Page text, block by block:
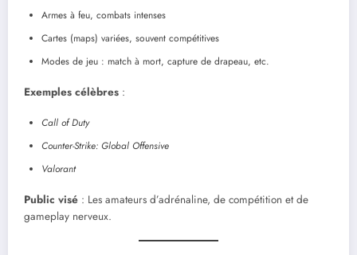
Armes à feu, combats intenses
Cartes (maps) variées, souvent compétitives
Modes de jeu : match à mort, capture de drapeau, etc.
Exemples célèbres :
Call of Duty
Counter-Strike: Global Offensive
Valorant
Public visé : Les amateurs d’adrénaline, de compétition et de
gameplay nerveux.